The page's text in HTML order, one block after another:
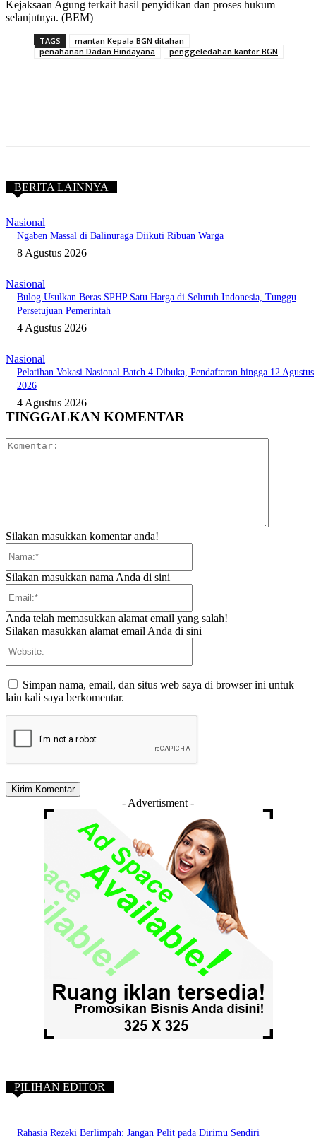
Kejaksaan Agung terkait hasil penyidikan dan proses hukum
selanjutnya. (BEM)
TAGS
mantan Kepala BGN ditahan
penahanan Dadan Hindayana
penggeledahan kantor BGN
BERITA LAINNYA
Nasional
Ngaben Massal di Balinuraga Diikuti Ribuan Warga
8 Agustus 2026
Nasional
Bulog Usulkan Beras SPHP Satu Harga di Seluruh Indonesia, Tunggu
Persetujuan Pemerintah
4 Agustus 2026
Nasional
Pelatihan Vokasi Nasional Batch 4 Dibuka, Pendaftaran hingga 12 Agustus
2026
4 Agustus 2026
TINGGALKAN KOMENTAR
Silakan masukkan komentar anda!
Silakan masukkan nama Anda di sini
Anda telah memasukkan alamat email yang salah!
Silakan masukkan alamat email Anda di sini
Simpan nama, email, dan situs web saya di browser ini untuk
lain kali saya berkomentar.
- Advertisment -
PILIHAN EDITOR
Rahasia Rezeki Berlimpah: Jangan Pelit pada Dirimu Sendiri